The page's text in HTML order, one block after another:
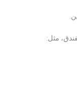
مثل: